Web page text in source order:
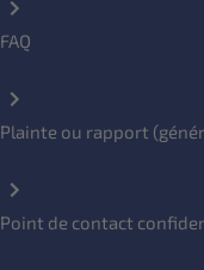
FAQ
Plainte ou rapport
Point de contact